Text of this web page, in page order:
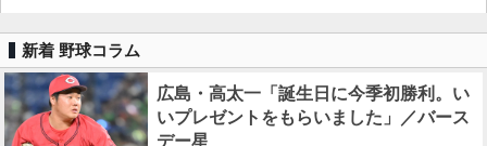
新着 野球コラム
広島・高太一「誕生日に今季初勝利。い
いプレゼントをもらいました」／バース
デー星